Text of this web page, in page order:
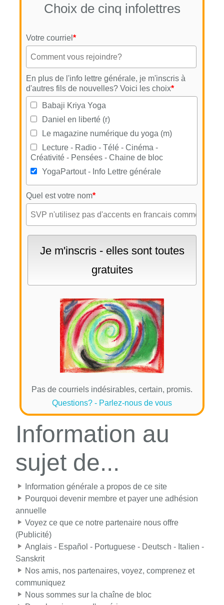
Choix de cinq infolettres
Votre courriel *
En plus de l'info lettre générale, je m'inscris à
d'autres fils de nouvelles? Voici les choix*
Babaji Kriya Yoga
Daniel en liberté (r)
Le magazine numérique du yoga (m)
Lecture - Radio - Télé - Cinéma -
Créativité - Pensées - Chaine de bloc
YogaPartout - Info Lettre générale
Quel est votre nom*
Pas de courriels indésirables, certain, promis.
Questions? - Parlez-nous de vous
Information au
sujet de...
Information générale a propos de ce site
Pourquoi devenir membre et payer une adhésion
annuelle
Voyez ce que ce notre partenaire nous offre
(Publicité)
Anglais - Español - Portuguese - Deutsch - Italien -
Sanskrit
Nos amis, nos partenaires, voyez, comprenez et
communiquez
Nous sommes sur la chaîne de bloc